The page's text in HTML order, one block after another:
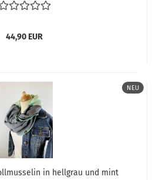
44,90 EUR
NEU
in hellgrau und mint